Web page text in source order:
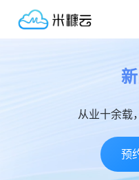
从业十余载
预